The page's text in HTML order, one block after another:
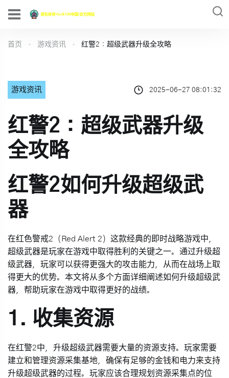
首页 游戏资讯 红警2：超级武器升级全攻略
游戏资讯 2025-06-27 08:01:32
红警2：超级武器升级
全攻略
红警2如何升级超级武
器
在红色警戒2（Red Alert 2）这款经典的即时战略游戏中，
超级武器是玩家在游戏中取得胜利的关键之一。通过升级超
级武器，玩家可以获得更强大的攻击能力，从而在战场上取
得更大的优势。本文将从多个方面详细阐述如何升级超级武
器，帮助玩家在游戏中取得更好的战绩。
1. 收集资源
在红警2中，升级超级武器需要大量的资源支持。玩家需要
建立和管理资源采集基地，确保有足够的金钱和电力来支持
升级超级武器的过程。玩家应该合理规划资源采集点的位